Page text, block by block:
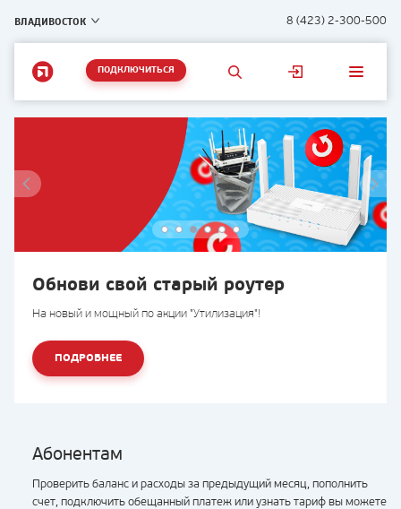
ВЛАДИВОСТОК 8 (423) 2-300-500
ПОДКЛЮЧИТЬСЯ
Обнови свой старый роутер
на новый и мощный по акции "Утилизация"!
ПОДРОБНЕЕ
Абонентам
Проверить баланс и расходы за предыдущий месяц, пополнить
счет, подключить обещанный платеж или узнать тариф вы можете